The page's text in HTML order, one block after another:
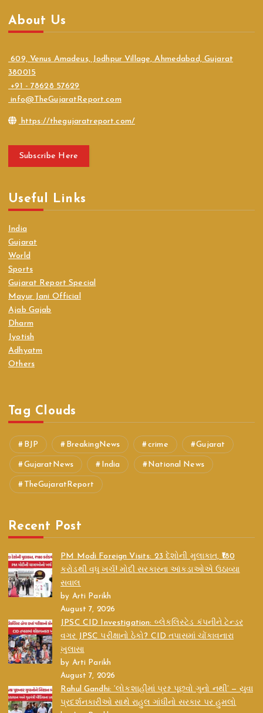
About Us
609, Venus Amadeus, Jodhpur Village, Ahmedabad, Gujarat
380015
+91 - 78628 57629
info@TheGujaratReport.com
https://thegujaratreport.com/
Subscribe Here
Useful Links
India
Gujarat
World
Sports
Gujarat Report Special
Mayur Jani Official
Ajab Gajab
Dharm
Jyotish
Adhyatm
Others
Tag Clouds
BJP BreakingNews crime Gujarat
GujaratNews India National News
TheGujaratReport
Recent Post
PM Modi Foreign Visits: 23 દેશોની મુલાકાત, ₹180
કરોડથી વધુ ખર્ચ! મોદી સરકારના આંકડાઓએ ઉઠાવ્યા
સવાલ
by Arti Parikh
August 7, 2026
JPSC CID Investigation: બ્લેકલિસ્ટેડ કંપનીને ટેન્ડર
વગર JPSC પરીક્ષાનો ઠેકો? CID તપાસમાં ચોંકાવનારા
ખુલાસા
by Arti Parikh
August 7, 2026
Rahul Gandhi: ‘લોકશાહીમાં પ્રશ્ન પૂછવો ગુનો નથી’ — યુવા
પ્રદર્શનકારીઓ સાથે રાહુલ ગાંધીનો સરકાર પર હુમલો